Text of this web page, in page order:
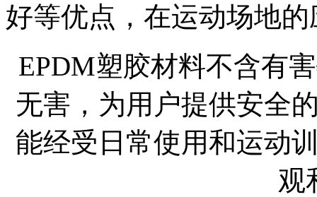
好等优点，在运动场地
EPDM塑胶材料不含有
无害，为用户提供安全
能经受日常使用和运动
观